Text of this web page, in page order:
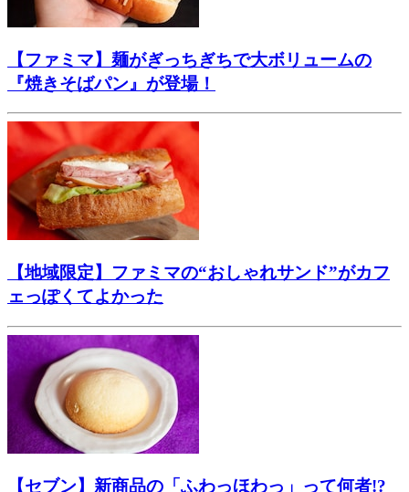
【ファミマ】麺がぎっちぎちで大ボリュームの
『焼きそばパン』が登場！
【地域限定】ファミマの“おしゃれサンド”がカフ
ェっぽくてよかった
【セブン】新商品の「ふわっほわっ」って何者!?